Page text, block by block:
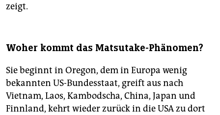
zeigt.
Woher kommt das Matsutake-Phänomen?
Sie beginnt in Oregon, dem in Europa wenig
bekannten US-Bundesstaat, greift aus nach
Vietnam, Laos, Kambodscha, China, Japan und
Finnland, kehrt wieder zurück in die USA zu dort